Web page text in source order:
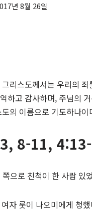
년 8월 26일
리스도께서는 우리의
하고 감사하며, 주님의
의 이름으로 기도하나이
8-11,
으로 친척이 한 사람 있
자 룻이 나오미에게 청